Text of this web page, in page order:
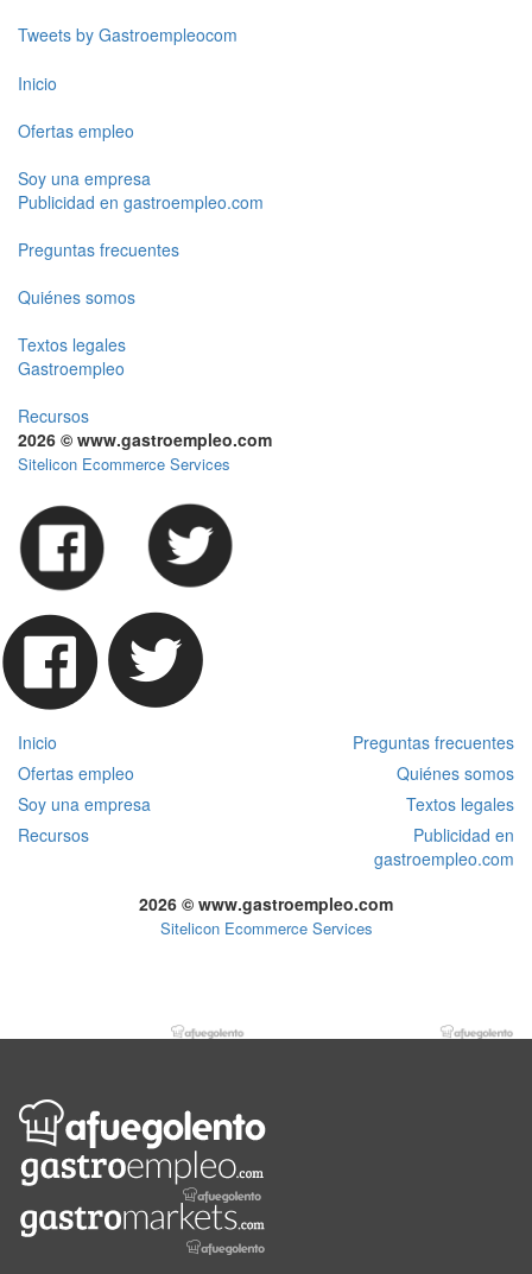
Tweets by Gastroempleocom
Inicio
Ofertas empleo
Soy una empresa
Publicidad en gastroempleo.com
Preguntas frecuentes
Quiénes somos
Textos legales
Gastroempleo
Recursos
2026 © www.gastroempleo.com
Sitelicon Ecommerce Services
Inicio
Preguntas frecuentes
Ofertas empleo
Quiénes somos
Soy una empresa
Textos legales
Recursos
Publicidad en
gastroempleo.com
2026 © www.gastroempleo.com
Sitelicon Ecommerce Services